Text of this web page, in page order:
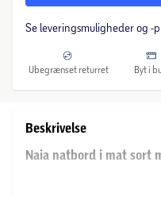
Se leveringsmuligheder og -
Ubegrænset returret Byt i
Beskrivelse
Naia natbord i mat sort